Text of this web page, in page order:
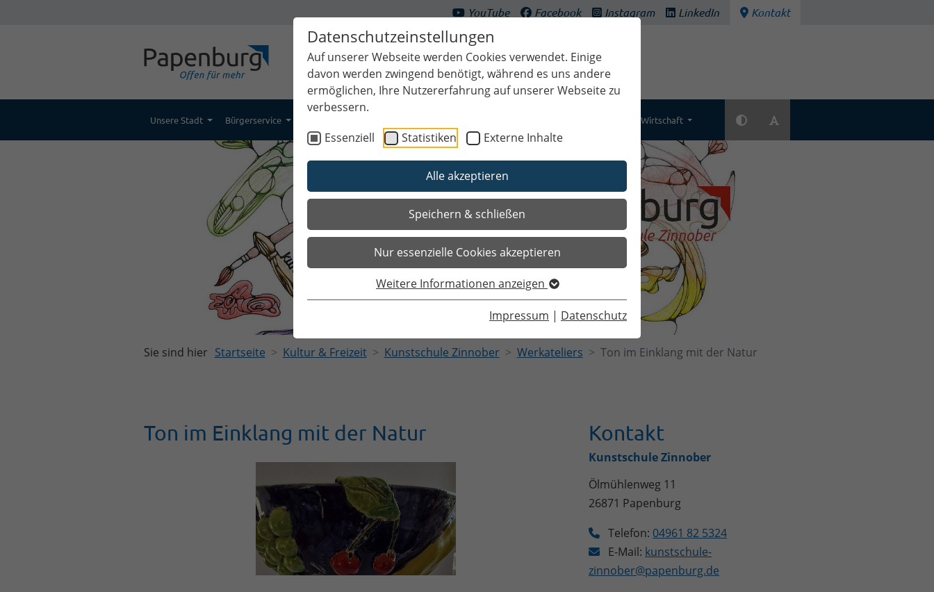
Datenschutzeinstellungen
Auf unserer Webseite werden Cookies verwendet. Einige
davon werden zwingend benötigt, während es uns andere
ermöglichen, Ihre Nutzererfahrung auf unserer Webseite zu
verbessern.
Essenziell
Statistiken Externe Inhalte
Alle akzeptieren
Speichern & schließen
Nur essenzielle Cookies akzeptieren
Weitere Informationen anzeigen
Impressum | Datenschutz
YouTube Facebook Instagram LinkedIn Kontakt
Unsere Stadt Bürgerservice Wirtschaft
Sie sind hier Startseite Kultur & Freizeit Kunstschule Zinnober Werkateliers Ton im Einklang mit der Natur
Ton im Einklang mit der Natur Kontakt
Kunstschule Zinnober
Ölmühlenweg 11
26871 Papenburg
Telefon: 04961 82 5324
E-Mail: kunstschule-
zinnober@papenburg.de